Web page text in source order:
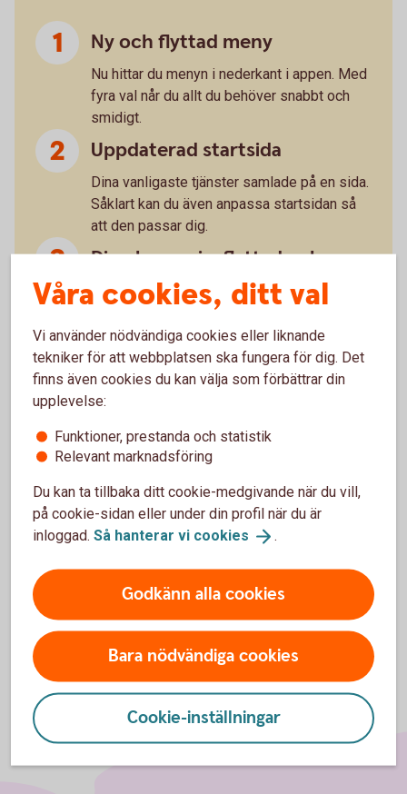
Ny och flyttad meny
Nu hittar du menyn i nederkant i appen. Med
fyra val når du allt du behöver snabbt och
smidigt.
Uppdaterad startsida
Dina vanligaste tjänster samlade på en sida.
Såklart kan du även anpassa startsidan så
att den passar dig.
Din ekonomi – flyttad och
uppfräschad
”Du” handlar om dig
Under det här valet hittar du till exempel
dokument och meddelande. Sånt som
Behöver du hjälp?
Under "Hjälp" i appen hittar du nu svar på
vanliga frågor och kontaktuppgifter till oss.
Vi finns här för både små och stora frågor.
Våra cookies, ditt val
Vi använder nödvändiga cookies eller liknande
tekniker för att webbplatsen ska fungera för dig. Det
finns även cookies du kan välja som förbättrar din
upplevelse:
Funktioner, prestanda och statistik
Relevant marknadsföring
Du kan ta tillbaka ditt cookie-medgivande när du vill,
på cookie-sidan eller under din profil när du är
inloggad. Så hanterar vi cookies .
Godkänn alla cookies
Bara nödvändiga cookies
Cookie-inställningar